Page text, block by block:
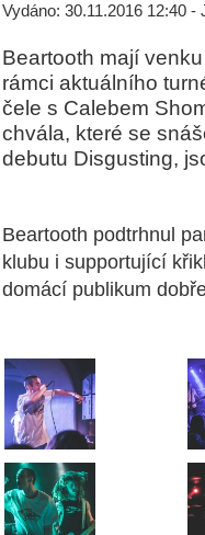
Vydáno: 30.11.2016 12:40
Beartooth mají
rámci aktuálního
čele s Calebem
chvála, které se
debutu Disgusting,
Beartooth podtrhnul
klubu i supportující
domácí publikum